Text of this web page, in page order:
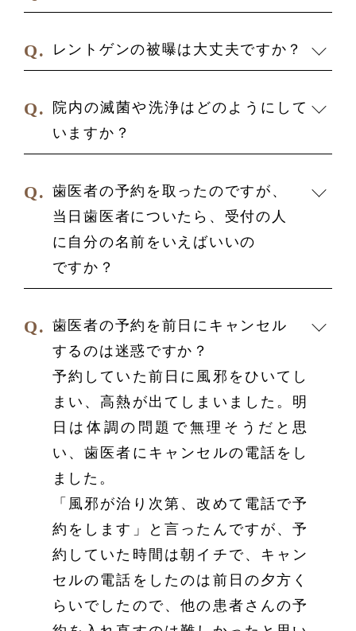
レントゲンの被曝は大丈夫ですか？
院内の滅菌や洗浄はどのようにして
いますか？
歯医者の予約を取ったのですが、
当日歯医者についたら、受付の人
に自分の名前を いえばいいの
ですか？
歯医者の予約を前日にキャンセル
するのは迷惑ですか？
予約していた前日に風邪をひいてし
まい、高熱が出てしまいました。 明
日は体調の問題で無理そうだと思
い、歯医者にキャンセルの電話をし
ました。
「風邪が治り次第、改めて電話で予
約をします」と言ったんですが、予
約していた時間は朝イチで、キャン
セルの電話をしたのは前日の夕方く
らいでしたので、他の患者さんの予